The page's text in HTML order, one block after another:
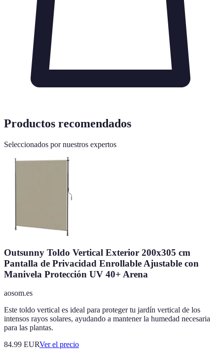
Productos recomendados
Seleccionados por nuestros expertos
Outsunny Toldo Vertical Exterior 200x305 cm
Pantalla de Privacidad Enrollable Ajustable con
Manivela Protección UV 40+ Arena
aosom.es
Este toldo vertical es ideal para proteger tu jardín vertical de los
intensos rayos solares, ayudando a mantener la humedad necesaria
para las plantas.
84.99 EURVer el precio